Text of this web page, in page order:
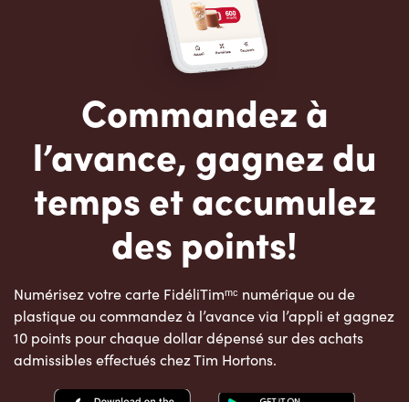
Commandez à
l’avance, gagnez du
temps et accumulez
des points!
Numérisez votre carte FidéliTimᵐᶜ numérique ou de
plastique ou commandez à l’avance via l’appli et gagnez
10 points pour chaque dollar dépensé sur des achats
admissibles effectués chez Tim Hortons.